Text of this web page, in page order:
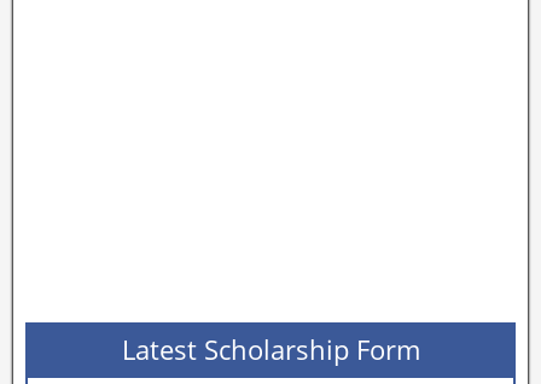
Latest Scholarship Form